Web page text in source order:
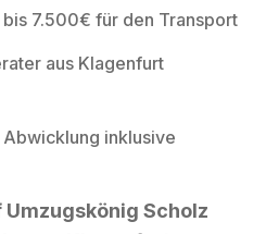
7.500€ für den Transport
aus Klagenfurt
inklusive
Scholz